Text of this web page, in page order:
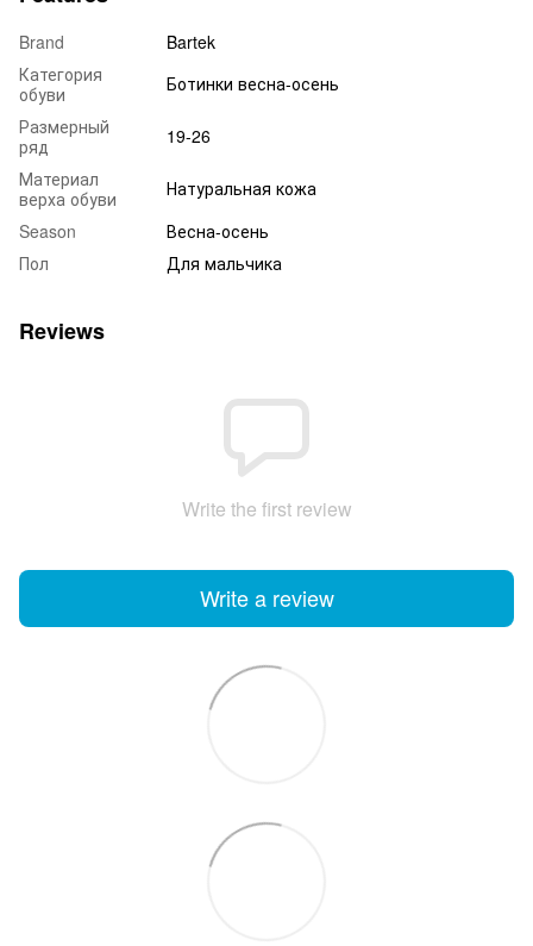
Brand
Bartek
Категория
обуви
Ботинки весна-осень
Размерный
ряд
19-26
Материал
верха обуви
Натуральная кожа
Season
Весна-осень
Пол
Для мальчика
Reviews
Write the first review
Write a review